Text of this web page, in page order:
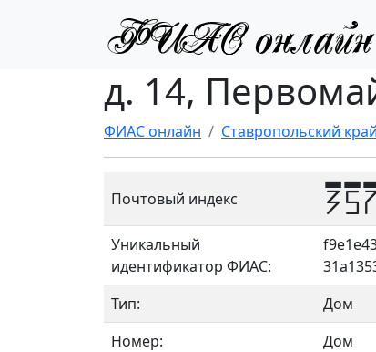
д. 14,
ФИАС онлайн Ставропольский край
Почтовый индекс
Уникальный
идентификатор ФИАС:
Тип:
Дом
Номер:
Дом